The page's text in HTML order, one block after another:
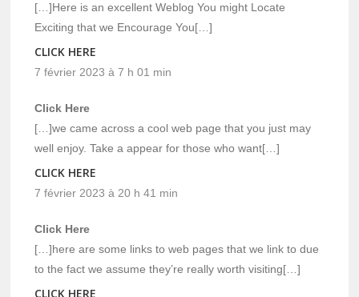
[…]Here is an excellent Weblog You might Locate
Exciting that we Encourage You[…]
CLICK HERE
7 février 2023 à 7 h 01 min
Click Here
[…]we came across a cool web page that you just may
well enjoy. Take a appear for those who want[…]
CLICK HERE
7 février 2023 à 20 h 41 min
Click Here
[…]here are some links to web pages that we link to due
to the fact we assume they’re really worth visiting[…]
CLICK HERE